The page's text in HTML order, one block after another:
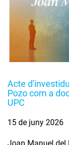
Acte
Pozo com a
UPC
15 de juny 2026